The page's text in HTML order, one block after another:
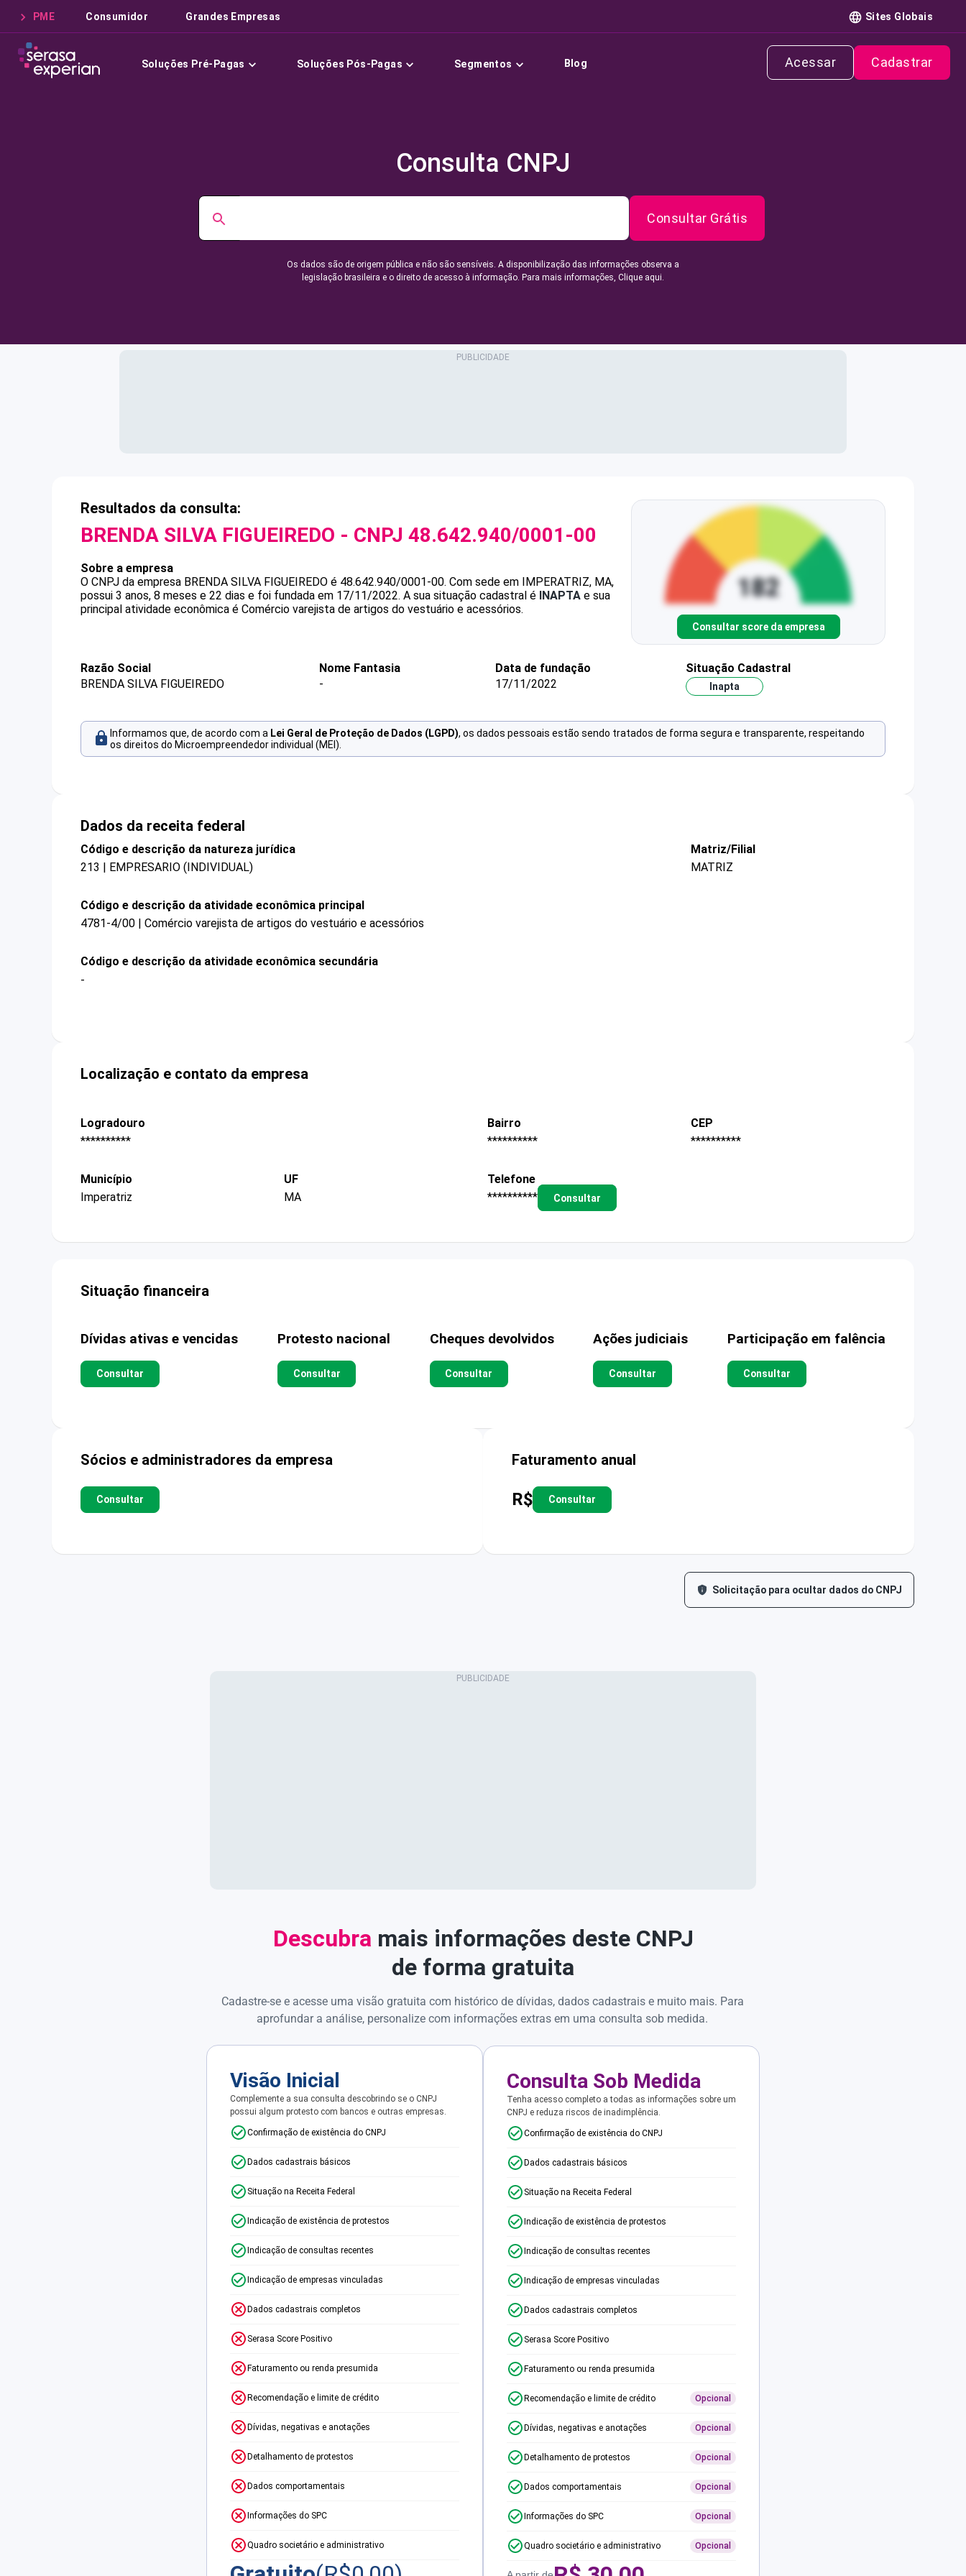
PME Consumidor Grandes Empresas Sites Globais
Soluções Pré-Pagas Soluções Pós-Pagas Segmentos Blog Acessar Cadastrar
Consulta CNPJ
Consultar Grátis
Os dados são de origem pública e não são sensíveis. A disponibilização das informações observa a
legislação brasileira e o direito de acesso à informação. Para mais informações, Clique aqui.
Resultados da consulta:
BRENDA SILVA FIGUEIREDO - CNPJ 48.642.940/0001-00
Sobre a empresa
O CNPJ da empresa BRENDA SILVA FIGUEIREDO é 48.642.940/0001-00. Com sede em IMPERATRIZ, MA,
possui 3 anos, 8 meses e 22 dias e foi fundada em 17/11/2022. A sua situação cadastral é INAPTA e sua
principal atividade econômica é Comércio varejista de artigos do vestuário e acessórios.
Consultar score da empresa
Razão Social
BRENDA SILVA FIGUEIREDO
Nome Fantasia
-
Data de fundação
17/11/2022
Situação Cadastral
Inapta
Informamos que, de acordo com a Lei Geral de Proteção de Dados (LGPD), os dados pessoais estão sendo tratados de forma segura e transparente, respeitando
os direitos do Microempreendedor individual (MEI).
Dados da receita federal
Código e descrição da natureza jurídica
213 | EMPRESARIO (INDIVIDUAL)
Matriz/Filial
MATRIZ
Código e descrição da atividade econômica principal
4781-4/00 | Comércio varejista de artigos do vestuário e acessórios
Código e descrição da atividade econômica secundária
-
Localização e contato da empresa
Logradouro
**********
Bairro
**********
CEP
**********
Município
Imperatriz
UF
MA
Telefone
**********
Consultar
Situação financeira
Dívidas ativas e vencidas
Consultar
Protesto nacional
Consultar
Cheques devolvidos
Consultar
Ações judiciais
Consultar
Participação em falência
Consultar
Sócios e administradores da empresa
Consultar
Faturamento anual
R$ Consultar
Solicitação para ocultar dados do CNPJ
Descubra mais informações deste CNPJ
de forma gratuita
Cadastre-se e acesse uma visão gratuita com histórico de dívidas, dados cadastrais e muito mais. Para
aprofundar a análise, personalize com informações extras em uma consulta sob medida.
Visão Inicial
Complemente a sua consulta descobrindo se o CNPJ
possui algum protesto com bancos e outras empresas.
Confirmação de existência do CNPJ
Dados cadastrais básicos
Situação na Receita Federal
Indicação de existência de protestos
Indicação de consultas recentes
Indicação de empresas vinculadas
Dados cadastrais completos
Serasa Score Positivo
Faturamento ou renda presumida
Recomendação e limite de crédito
Dívidas, negativas e anotações
Detalhamento de protestos
Dados comportamentais
Informações do SPC
Quadro societário e administrativo
Consulta Sob Medida
Tenha acesso completo a todas as informações sobre um
CNPJ e reduza riscos de inadimplência.
Confirmação de existência do CNPJ
Dados cadastrais básicos
Situação na Receita Federal
Indicação de existência de protestos
Indicação de consultas recentes
Indicação de empresas vinculadas
Dados cadastrais completos
Serasa Score Positivo
Faturamento ou renda presumida
Recomendação e limite de crédito Opcional
Dívidas, negativas e anotações Opcional
Detalhamento de protestos Opcional
Dados comportamentais Opcional
Informações do SPC Opcional
Quadro societário e administrativo Opcional